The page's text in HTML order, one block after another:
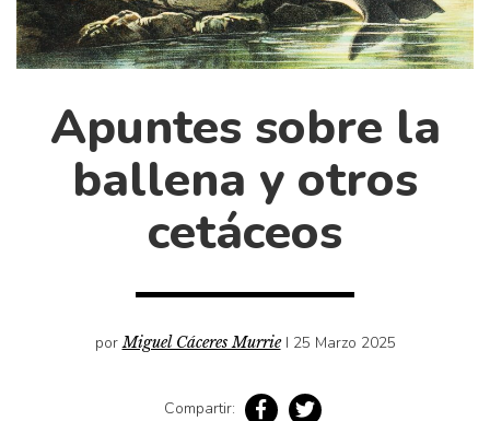
Cómics
Críticas
Diccionario portátil de la literatura chilena
Documentos
Fragmentos
Historia material de los libros
Lagunas mentales
Apuntes sobre la
ballena y otros
cetáceos
porMiguel Cáceres Murrie I 25 Marzo 2025
Compartir: